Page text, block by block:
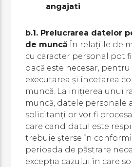
angajati
b.1. Prelucrarea datelor
de muncă În relațiile de
cu caracter personal pot
dacă este necesar,
executarea și încetarea
muncă. La inițierea unui
muncă, datele personale
solicitanților vor fi
care candidatul este
trebuie șterse în
perioada de păstrare
excepția cazului în care